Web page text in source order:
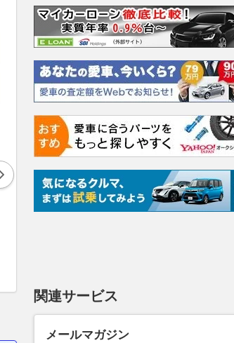
関連サービス
メールマガジン